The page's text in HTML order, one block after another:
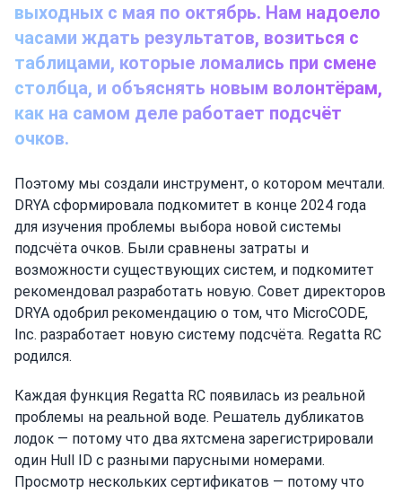
выходных с мая по октябрь. Нам надоело
часами ждать результатов, возиться с
таблицами, которые ломались при смене
столбца, и объяснять новым волонтёрам,
как на самом деле работает подсчёт
очков.
Поэтому мы создали инструмент, о котором мечтали.
DRYA сформировала подкомитет в конце 2024 года
для изучения проблемы выбора новой системы
подсчёта очков. Были сравнены затраты и
возможности существующих систем, и подкомитет
рекомендовал разработать новую. Совет директоров
DRYA одобрил рекомендацию о том, что MicroCODE,
Inc. разработает новую систему подсчёта. Regatta RC
родился.
Каждая функция Regatta RC появилась из реальной
проблемы на реальной воде. Решатель дубликатов
лодок — потому что два яхтсмена зарегистрировали
один Hull ID с разными парусными номерами.
Просмотр нескольких сертификатов — потому что